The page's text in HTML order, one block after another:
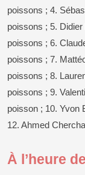
poissons ; 4.
poissons ; 5.
poissons ; 6.
poissons ; 7.
poissons ; 8.
poissons ; 9.
poisson ; 10. Yvon
12. Ahmed
À l’heure